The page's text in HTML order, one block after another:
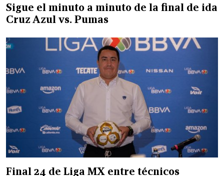
Sigue el minuto a minuto de la final de ida
Cruz Azul vs. Pumas
Final 24 de Liga MX entre técnicos